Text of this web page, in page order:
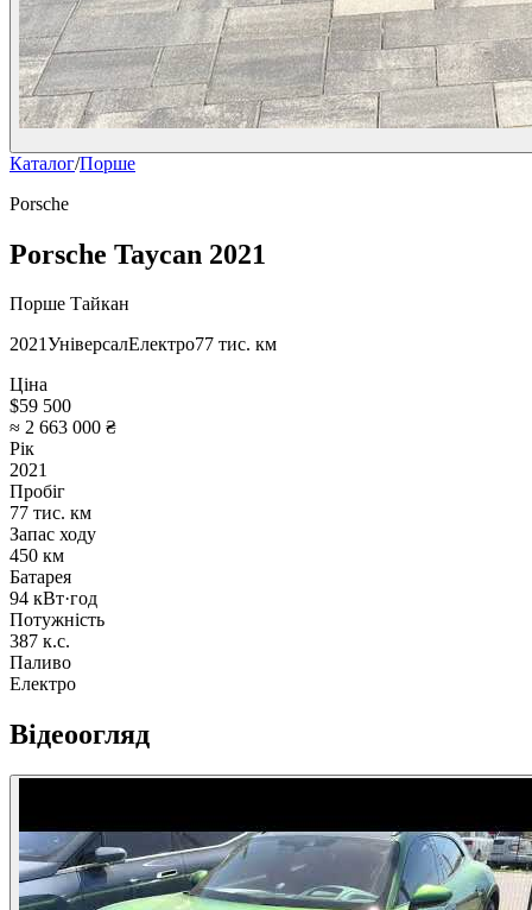
Каталог/Порше
Porsche
Porsche Taycan 2021
Порше Тайкан
2021УніверсалЕлектро77 тис. км
Ціна
$59 500
≈ 2 663 000 ₴
Рік
2021
Пробіг
77 тис. км
Запас ходу
450 км
Батарея
94 кВт·год
Потужність
387 к.с.
Паливо
Електро
Відеоогляд